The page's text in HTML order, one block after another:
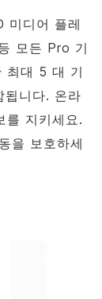
미디어 플레
모든 Pro 기
최대 5 대 기
니다. 온라
를 지키세요.
을 보호하세